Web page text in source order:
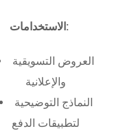
الاستخدامات:
العروض التسويقية
والإعلانية
النماذج التوضيحية
لتطبيقات الدفع